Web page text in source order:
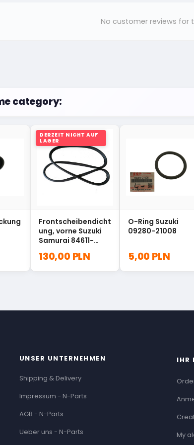
No customer reviews for
category:
DERZEIT NICHT AUF
LAGER
Frontscheibendicht
ung, vorne Suzuki
Samurai 84611-
130,00 PLN
O-Ring Suzuki
09280-21008
5,00 PLN
UNSER UNTERNEHMEN
Shipping & Delivery
Impressum - N-Parts
AGB - N-Parts
Ueber uns - N-Parts
IHR
My